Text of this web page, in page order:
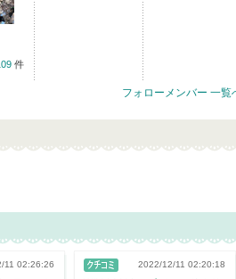
件
フォローメンバー 一覧
11 02:26:26 2022/12/11 02:20:18